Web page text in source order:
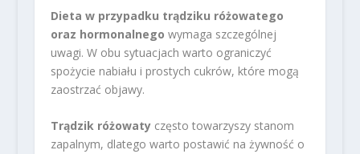
Dieta w przypadku trądziku różowatego
oraz hormonalnego wymaga szczególnej
uwagi. W obu sytuacjach warto ograniczyć
spożycie nabiału i prostych cukrów, które mogą
zaostrzać objawy.
Trądzik różowatyczęsto towarzyszy stanom
zapalnym, dlatego warto postawić na żywność o